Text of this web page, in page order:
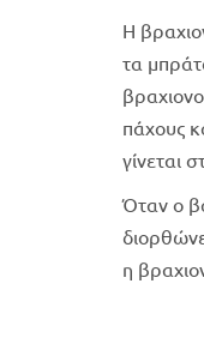
Η
τα
πάχους
γίνεται
Όταν ο
η